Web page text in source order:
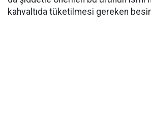
kahvaltıda tüketilmesi gereken